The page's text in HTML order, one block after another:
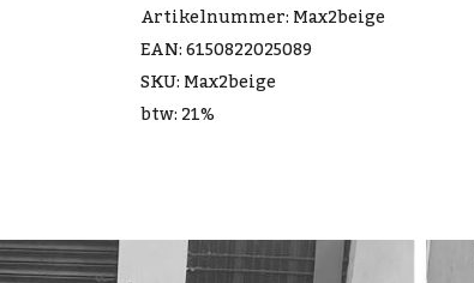
Artikelnummer: Max2beige
EAN: 6150822025089
SKU: Max2beige
btw: 21%